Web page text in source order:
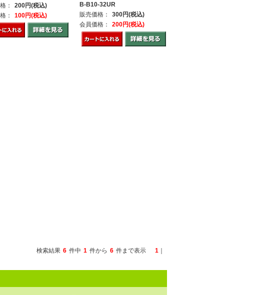
：
200円(税込)
：
100円(税込)
B-B10-32UR
販売価格：
300円(税込)
会員価格：
200円(税込)
検索結果 6 件中 1 件から 6 件まで表示 1